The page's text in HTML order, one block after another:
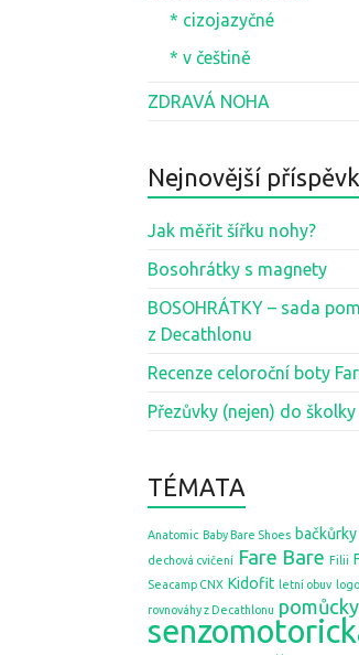
* cizojazyčné
* v češtině
ZDRAVÁ NOHA
Nejnovější
Jak měřit šířku nohy?
Bosohrátky s magnety
BOSOHRÁTKY – sada
z Decathlonu
Recenze celoroční boty
Přezůvky (nejen) do školky
TÉMATA
Anatomic Baby Bare Shoes bačkůrky
dechová cvičení Fare Bare Filii
Seacamp CNX Kidofit letní obuv
rovnováhy z Decathlonu